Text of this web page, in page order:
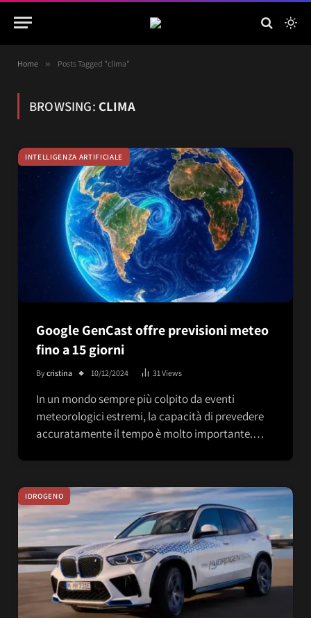
Home » Posts Tagged "clima"
BROWSING: CLIMA
INTELLIGENZA ARTIFICIALE
Google GenCast offre previsioni meteo
fino a 15 giorni
Bycristina 10/12/2024 31 Views
In un mondo sempre più colpito da eventi
meteorologici estremi, la capacità di prevedere
accuratamente il tempo è molto importante.…
IDROGENO